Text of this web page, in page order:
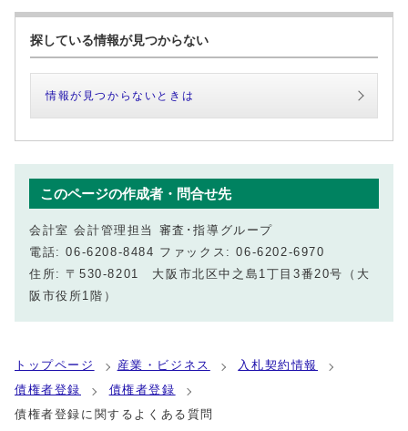
探している情報が見つからない
情報が見つからないときは
このページの作成者・問合せ先
会計室 会計管理担当 審査･指導グループ
電話: 06-6208-8484 ファックス: 06-6202-6970
住所: 〒530-8201 大阪市北区中之島1丁目3番20号（大
阪市役所1階）
トップページ 産業・ビジネス
入札契約情報
債権者登録
債権者登録
債権者登録に関するよくある質問